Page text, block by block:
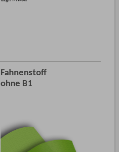
Fahnenstoff
ohne B1